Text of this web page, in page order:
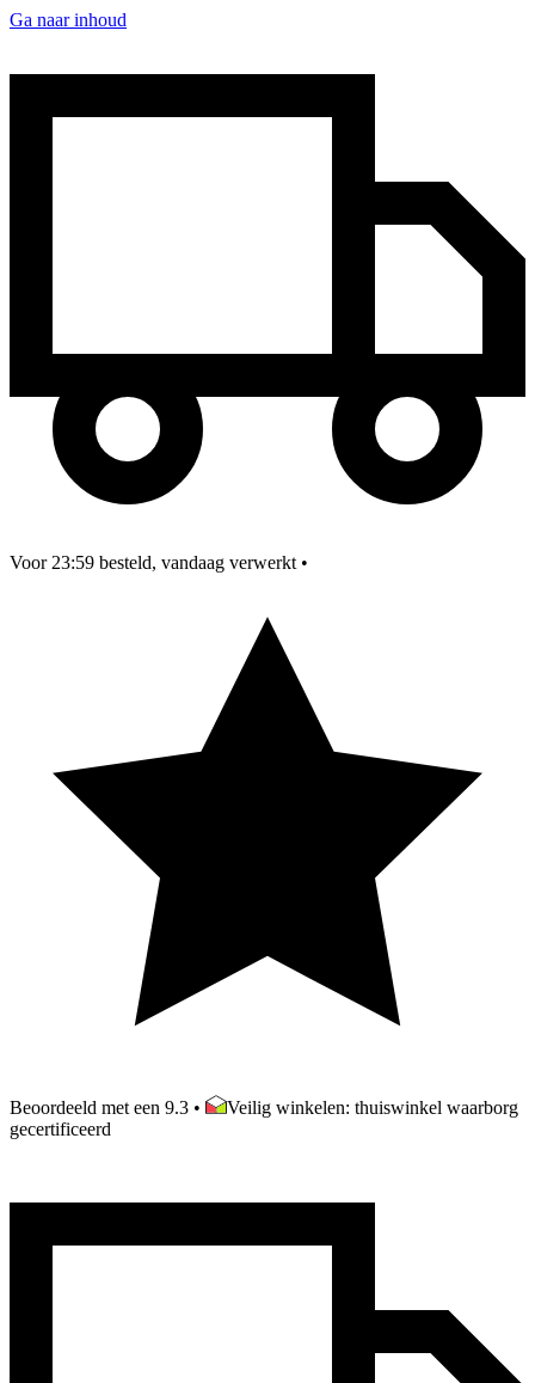
Ga naar inhoud
Voor 23:59 besteld, vandaag verwerkt •
Beoordeeld met een 9.3 •
Veilig winkelen: thuiswinkel waarborg
gecertificeerd